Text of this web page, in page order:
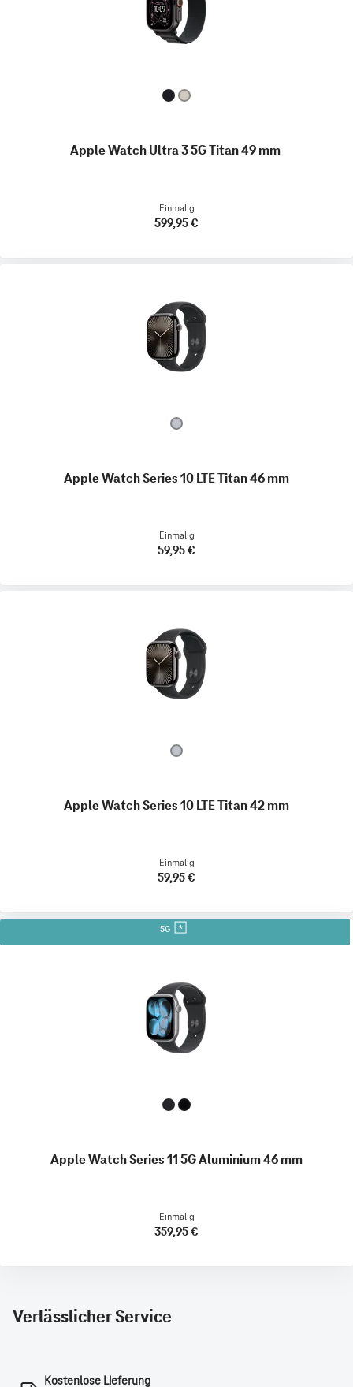
Apple Watch Ultra 3 5G Titan 49 mm
Einmalig
599,95 €
Apple Watch Series 10 LTE Titan 46 mm
Einmalig
59,95 €
Apple Watch Series 10 LTE Titan 42 mm
Einmalig
59,95 €
5G
Apple Watch Series 11 5G Aluminium 46 mm
Einmalig
359,95 €
Verlässlicher Service
Kostenlose Lieferung